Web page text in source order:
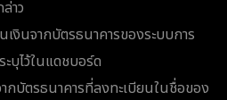
าว
เงินจากบัตรธนาคารของระบบการ
ะบุไว้ในแดชบอร์ด
กบัตรธนาคารที่ลงทะเบียนในชื่อของ